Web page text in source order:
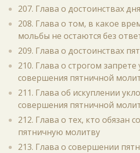
207. Глава о достоинствах
208. Глава о том, в какое
мольбы не остаются без
209. Глава о достоинствах
210. Глава о строгом запрете
совершения пятничной
211. Глава об искуплении
совершения пятничной
212. Глава о тех, кто обязан
пятничную молитву
213. Глава о совершении